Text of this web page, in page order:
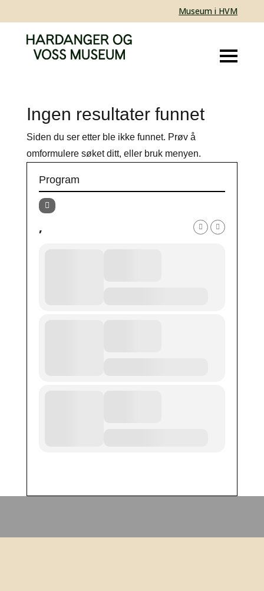
Museum i HVM
Ingen resultater funnet
Siden du ser etter ble ikke funnet. Prøv å
omformulere søket ditt, eller bruk menyen.
Program
,